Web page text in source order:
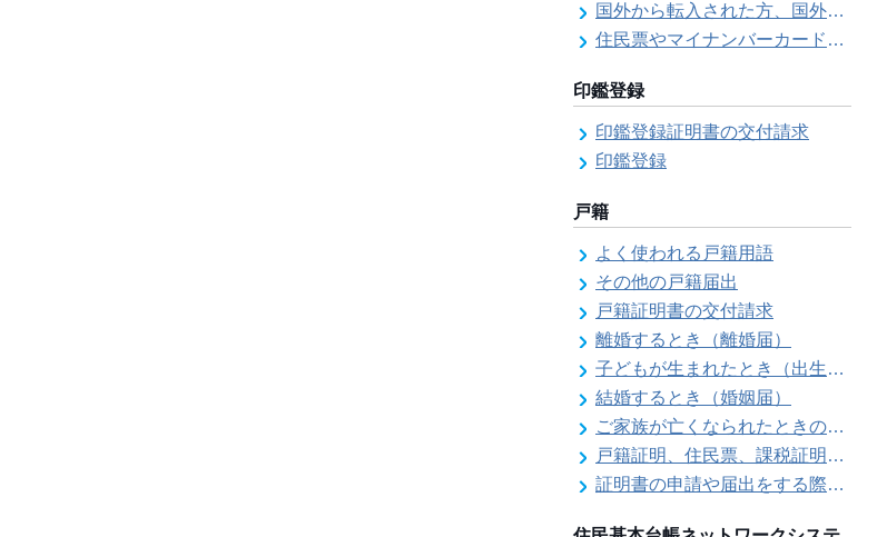
国外から転入された方、国外へ転出される方へ
住民票やマイナンバーカード、印鑑証明書に旧氏（旧姓）が併記できるようになりました！
印鑑登録
印鑑登録証明書の交付請求
印鑑登録
戸籍
よく使われる戸籍用語
その他の戸籍届出
戸籍証明書の交付請求
離婚するとき（離婚届）
子どもが生まれたとき（出生届）
結婚するとき（婚姻届）
ご家族が亡くなられたときの各種手続きのご案内（死亡届）
戸籍証明、住民票、課税証明書等の証明書を郵送で請求する際の本人確認
証明書の申請や届出をする際の本人確認